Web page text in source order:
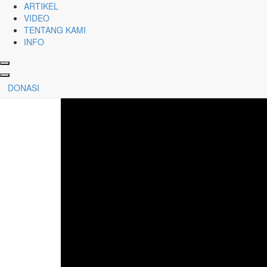
ARTIKEL
VIDEO
TENTANG KAMI
INFO
DONASI
10 Mei 2022